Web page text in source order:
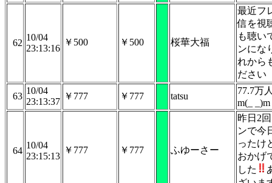
62
10/04
23:13:16
￥500 ￥500 桜華大福
最近フ
信を視
も聴い
ンにな
れから
ださい
63
10/04
23:13:37
￥777 ￥777 tatsu
77.7万
m(_ _)m
64
10/04
23:15:13
￥777 ￥777 ふゆーさー
昨日2
ンで今
ったけ
おかげ
した